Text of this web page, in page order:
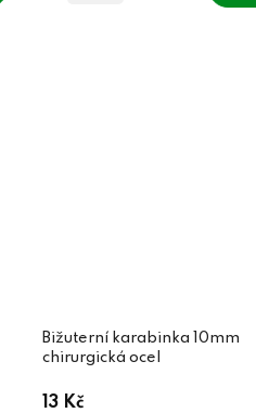
Bižuterní karabinka 10mm
chirurgická ocel
13 Kč